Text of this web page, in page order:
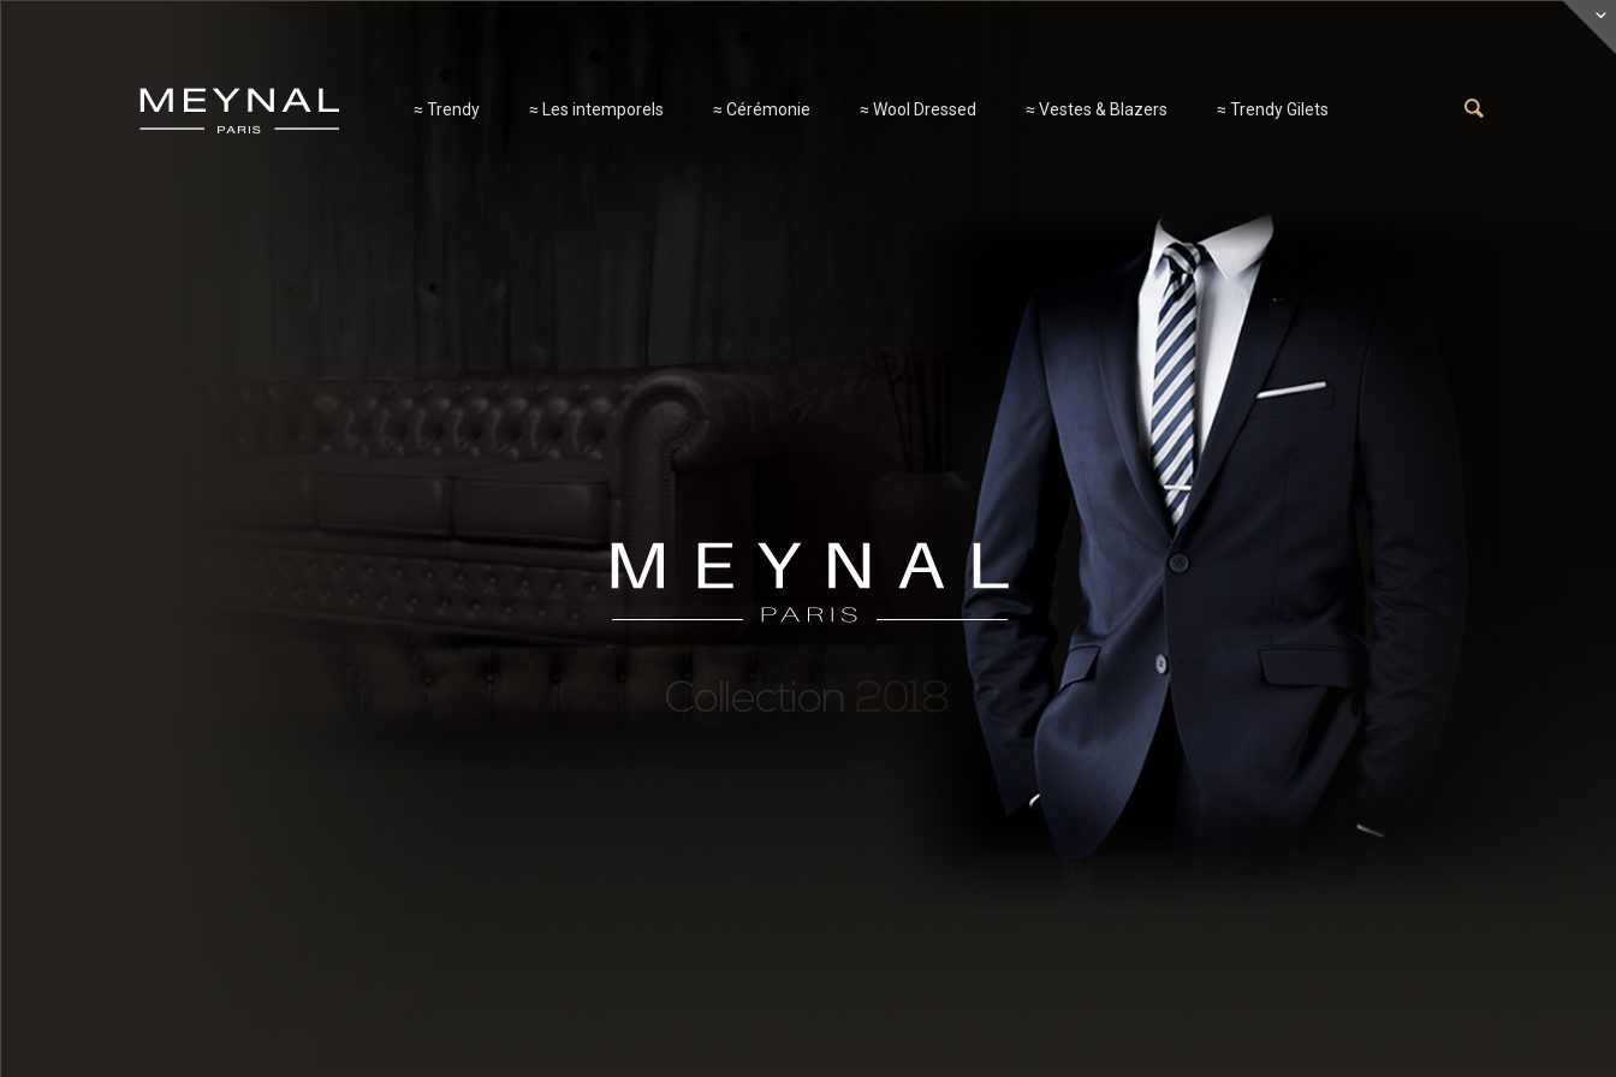
≈ Trendy ≈ Les intemporels ≈ Cérémonie ≈ Wool Dressed ≈ Vestes & Blazers ≈ Trendy Gilets